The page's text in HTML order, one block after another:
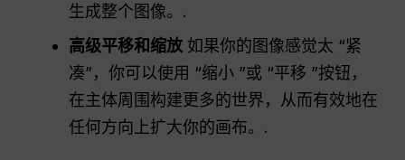
生成整个图像。.
高级平移和缩放 如果你的图像感觉太 “紧
凑”，你可以使用 “缩小 ”或 “平移 ”按钮，
在主体周围构建更多的世界，从而有效地在
任何方向上扩大你的画布。.